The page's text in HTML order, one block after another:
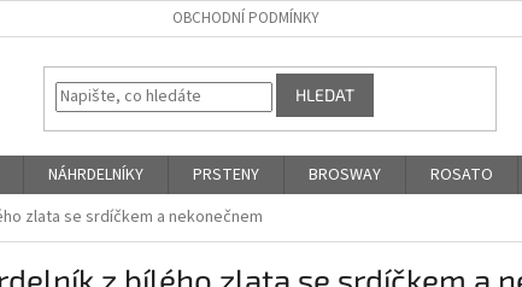
OBCHODNÍ PODMÍNKY
HLEDAT
NÁHRDELNÍKY PRSTENY BROSWAY ROSATO
zlata se srdíčkem a nekonečnem